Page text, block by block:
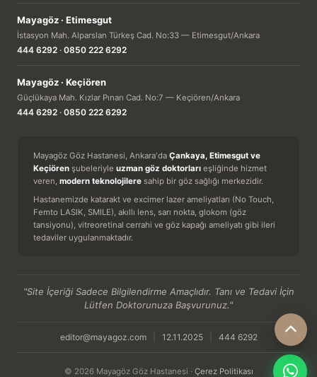
Mayagöz · Etimesgut
İstasyon Mah. Alparslan Türkeş Cad. No:33 — Etimesgut/Ankara
444 6292 · 0850 222 6292
Mayagöz · Keçiören
Güçlükaya Mah. Kızlar Pınarı Cad. No:7 — Keçiören/Ankara
444 6292 · 0850 222 6292
Mayagöz Göz Hastanesi, Ankara'da Çankaya, Etimesgut ve
Keçiören şubeleriyle uzman göz doktorları eşliğinde hizmet
veren, modern teknolojilere sahip bir göz sağlığı merkezidir.
Hastanemizde katarakt ve excimer lazer ameliyatları (No Touch,
Femto LASIK, SMILE), akıllı lens, sarı nokta, glokom (göz
tansiyonu), vitreoretinal cerrahi ve göz kapağı ameliyatı gibi ileri
tedaviler uygulanmaktadır.
"Site İçeriği Sadece Bilgilendirme Amaçlıdır. Tanı ve Tedavi İçin
Lütfen Doktorunuza Başvurunuz."
editor@mayagoz.com 12.11.2025 444 6292
© 2026 Mayagöz Göz Hastanesi · Çerez Politikası